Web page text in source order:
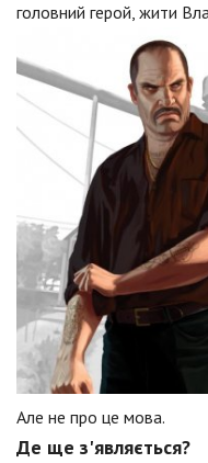
головний герой, жити
Але не про це мова.
Де ще з'являється?